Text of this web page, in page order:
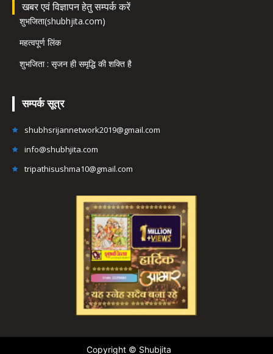
खबर एवं विज्ञापन हेतु सम्पर्क करें
शुभजिता(shubhjita.com)
महत्वपूर्ण लिंक
शुभजिता : सृजन ही समृद्धि की शक्ति है
सम्पर्क सूत्र
shubhsrijannetwork2019@gmail.com
info@shubhjita.com
tripathisushma10@gmail.com
Copyright © Shubjita